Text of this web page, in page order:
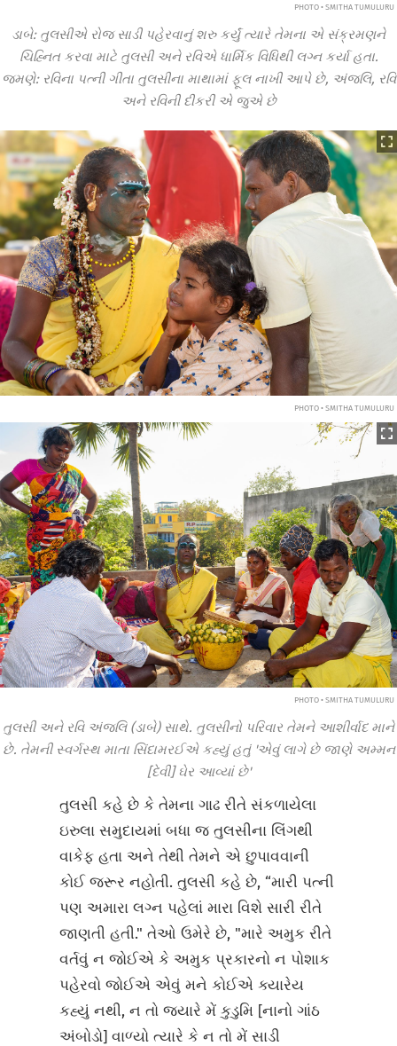
PHOTO • SMITHA TUMULURU
ડાબે: તુલસીએ રોજ સાડી પહેરવાનું શરુ કર્યું ત્યારે તેમના એ સંક્રમણને
ચિહ્નિત કરવા માટે તુલસી અને રવિએ ધાર્મિક વિધિથી લગ્ન કર્યા હતા.
જમણે: રવિના પત્ની ગીતા તુલસીના માથામાં ફૂલ નાખી આપે છે, અંજલિ, રવિ
અને રવિની દીકરી એ જુએ છે
PHOTO • SMITHA TUMULURU
PHOTO • SMITHA TUMULURU
તુલસી અને રવિ અંજલિ (ડાબે) સાથે. તુલસીનો પરિવાર તેમને આશીર્વાદ માને
છે. તેમની સ્વર્ગસ્થ માતા સિંદામરઈએ કહ્યું હતું 'એવું લાગે છે જાણે અમ્મન
[દેવી] ઘેર આવ્યાં છે'
તુલસી કહે છે કે તેમના ગાઢ રીતે સંકળાયેલા
ઇરુલા સમુદાયમાં બધા જ તુલસીના લિંગથી
વાકેફ હતા અને તેથી તેમને એ છુપાવવાની
કોઈ જરૂર નહોતી. તુલસી કહે છે, “મારી પત્ની
પણ અમારા લગ્ન પહેલાં મારા વિશે સારી રીતે
જાણતી હતી." તેઓ ઉમેરે છે, "મારે અમુક રીતે
વર્તવું ન જોઈએ કે અમુક પ્રકારનો ન પોશાક
પહેરવો જોઈએ એવું મને કોઈએ ક્યારેય
કહ્યું નથી, ન તો જ્યારે મેં કુડુમિ [નાનો ગાંઠ
અંબોડો] વાળ્યો ત્યારે કે ન તો મેં સાડી